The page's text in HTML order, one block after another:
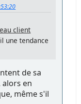
client
une tendance
de sa
alors en
même s'il